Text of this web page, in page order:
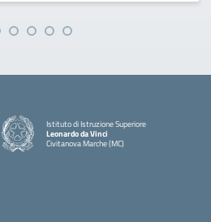
Istituto di Istruzione Superiore
Leonardo da Vinci
Civitanova Marche (MC)